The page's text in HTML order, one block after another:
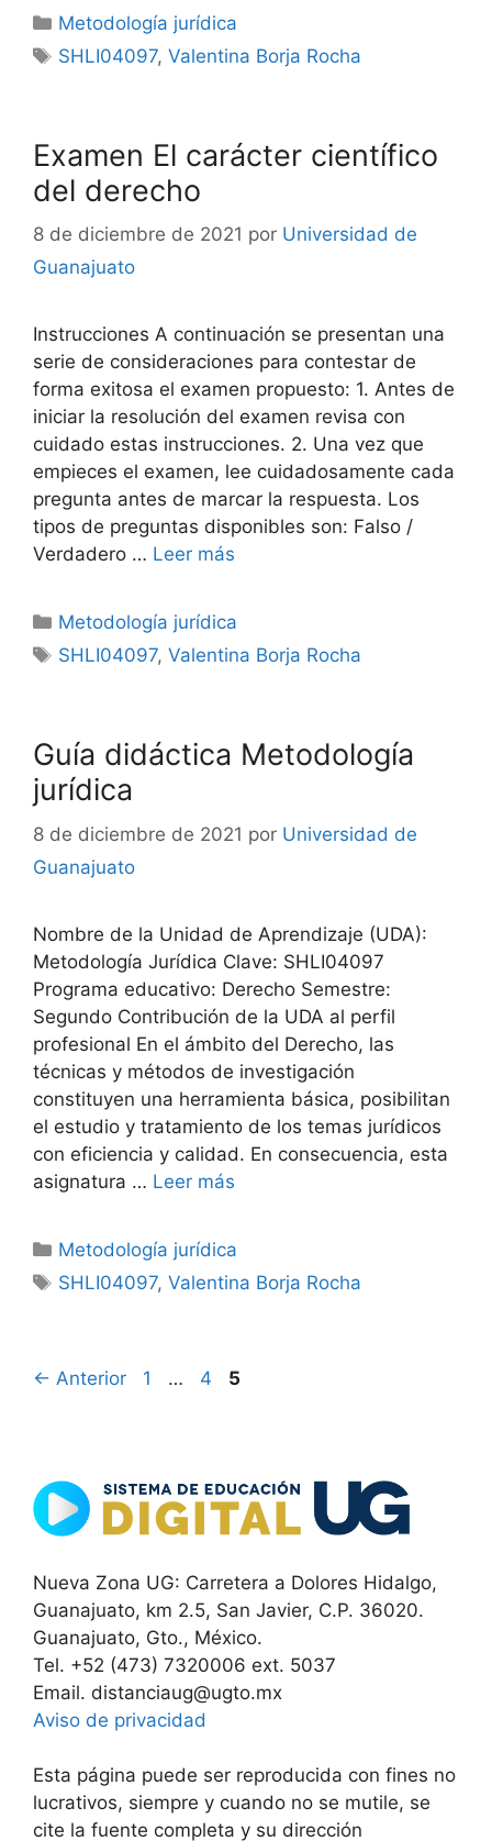
Categorías
Metodología jurídica
Etiquetas
SHLI04097,Valentina Borja Rocha
Examen El carácter científico
del derecho
8 de diciembre de 2021 por Universidad de
Guanajuato
Instrucciones A continuación se presentan una
serie de consideraciones para contestar de
forma exitosa el examen propuesto: 1. Antes de
iniciar la resolución del examen revisa con
cuidado estas instrucciones. 2. Una vez que
empieces el examen, lee cuidadosamente cada
pregunta antes de marcar la respuesta. Los
tipos de preguntas disponibles son: Falso /
Verdadero … Leer más
Categorías
Metodología jurídica
Etiquetas
SHLI04097,Valentina Borja Rocha
Guía didáctica Metodología
jurídica
8 de diciembre de 2021 por Universidad de
Guanajuato
Nombre de la Unidad de Aprendizaje (UDA):
Metodología Jurídica Clave: SHLI04097
Programa educativo: Derecho Semestre:
Segundo Contribución de la UDA al perfil
profesional En el ámbito del Derecho, las
técnicas y métodos de investigación
constituyen una herramienta básica, posibilitan
el estudio y tratamiento de los temas jurídicos
con eficiencia y calidad. En consecuencia, esta
asignatura … Leer más
Categorías
Metodología jurídica
Etiquetas
SHLI04097,Valentina Borja Rocha
← Anterior Página
1 … Página
4 Página
5
Nueva Zona UG: Carretera a Dolores Hidalgo,
Guanajuato, km 2.5, San Javier, C.P. 36020.
Guanajuato, Gto., México.
Tel. +52 (473) 7320006 ext. 5037
Email. distanciaug@ugto.mx
Aviso de privacidad
Esta página puede ser reproducida con fines no
lucrativos, siempre y cuando no se mutile, se
cite la fuente completa y su dirección